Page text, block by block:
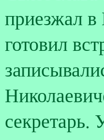
приезжал в
готовил
секретарь.